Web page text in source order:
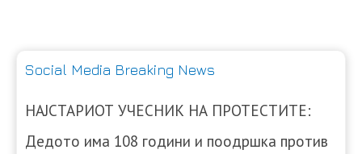
Social Media Breaking News
НАЈСТАРИОТ УЧЕСНИК НА ПРОТЕСТИТЕ:
Дедото има 108 години и поодршка против